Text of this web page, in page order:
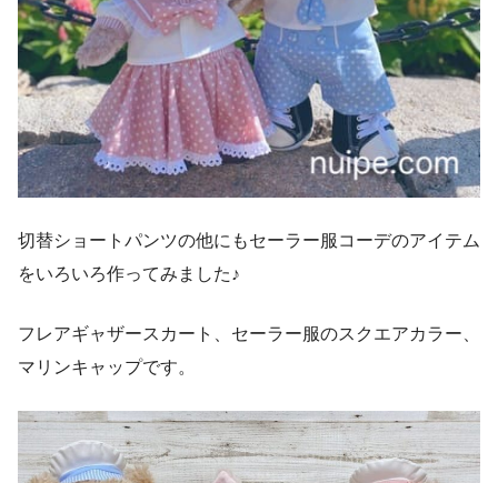
切替ショートパンツの他にもセーラー服コーデのアイテム
をいろいろ作ってみました♪
フレアギャザースカート、セーラー服のスクエアカラー、
マリンキャップです。